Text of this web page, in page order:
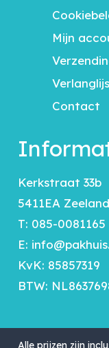
Mijn
Contact
Kerkstraat 33b
5411EA Zeeland
T: 085-0081165
E:
KvK: 85857319
BTW:
Alle prijzen zijn